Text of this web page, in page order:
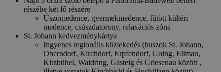
részébe két fő részére
Úszómedence, gyermekmedence, fűtött kültéri
medence, csúszdatorony, relaxációs zóna
St. Johann kedvezménykártya
Ingyenes regionális közlekedés (buszok St. Johann,
Oberndorf, Kirchdorf, Erpfendorf, Going, Ellmau,
Kitzbühel, Waidring, Gasteig és Griesenau között ,